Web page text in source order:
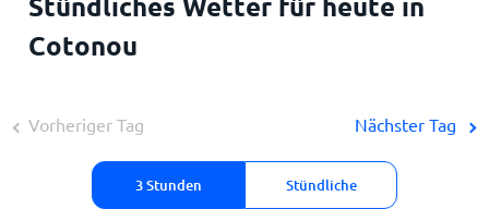
Cotonou
Vorheriger Tag
3 Stunden Stündliche
Nächster Tag